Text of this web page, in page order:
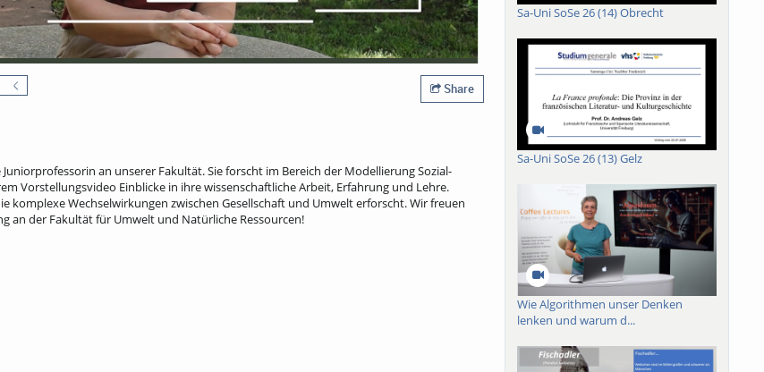
Share
an unserer Fakultät. Sie forscht im Bereich der Modellierung Sozial-
Vorstellungsvideo Einblicke in ihre wissenschaftliche Arbeit, Erfahrung und Lehre.
komplexe Wechselwirkungen zwischen Gesellschaft und Umwelt erforscht. Wir freuen
an der Fakultät für Umwelt und Natürliche Ressourcen!
Sa-Uni SoSe 26 (14) Obrecht
Sa-Uni SoSe 26 (13) Gelz
Wie Algorithmen unser Denken
lenken und warum d...